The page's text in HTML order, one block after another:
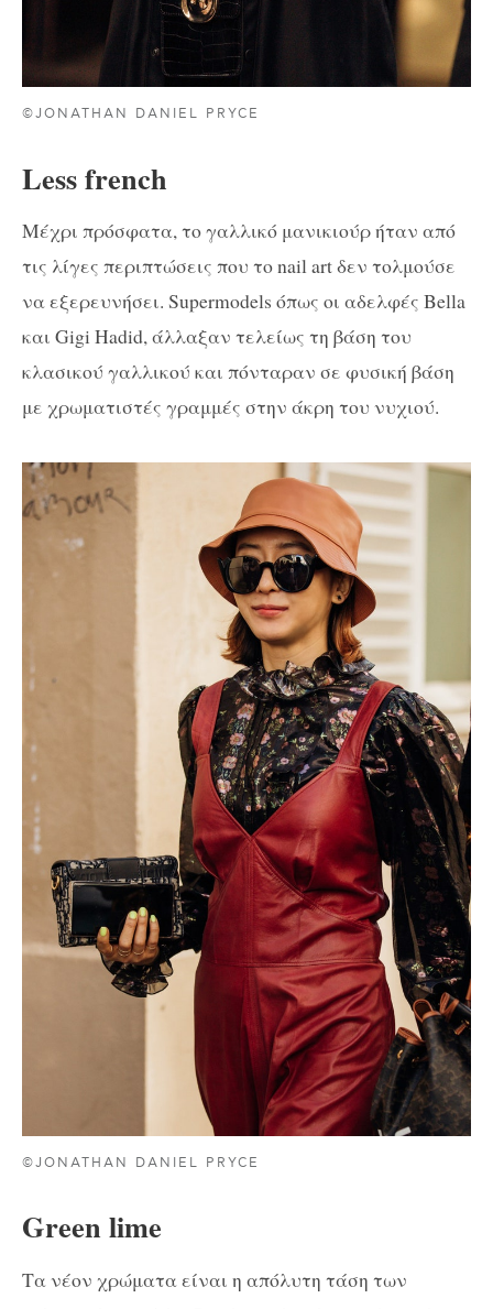
©JONATHAN DANIEL PRYCE
Less french
Μέχρι πρόσφατα, το γαλλικό μανικιούρ ήταν από
τις λίγες περιπτώσεις που το nail art δεν τολμούσε
να εξερευνήσει. Supermodels όπως οι αδελφές Bella
και Gigi Hadid, άλλαξαν τελείως τη βάση του
κλασικού γαλλικού και πόνταραν σε φυσική βάση
με χρωματιστές γραμμές στην άκρη του νυχιού.
©JONATHAN DANIEL PRYCE
Green lime
Τα νέον χρώματα είναι η απόλυτη τάση των